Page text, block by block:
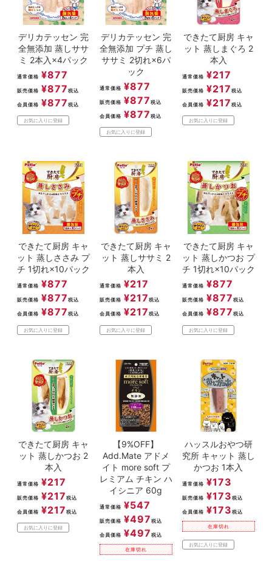
デリカテッセン 完
全無添加 蒸しササ
ミ 2本入×4パック
通常価格 ¥877
販売価格 ¥877 税込
会員価格 ¥877 税込
お気に入りに登録
デリカテッセン 完
全無添加 プチ 蒸し
ササミ 2切れ×6パ
ック
通常価格 ¥877
販売価格 ¥877 税込
会員価格 ¥877 税込
お気に入りに登録
できたて厨房 キャ
ット 蒸しまぐろ 2
本入
通常価格 ¥217
販売価格 ¥217 税込
会員価格 ¥217 税込
お気に入りに登録
できたて厨房 キャ
ット 蒸しささみ プ
チ 1切れ×10パック
通常価格 ¥877
販売価格 ¥877 税込
会員価格 ¥877 税込
お気に入りに登録
できたて厨房 キャ
ット 蒸しササミ 2
本入
通常価格 ¥217
販売価格 ¥217 税込
会員価格 ¥217 税込
お気に入りに登録
できたて厨房 キャ
ット 蒸しかつお プ
チ 1切れ×10パック
通常価格 ¥877
販売価格 ¥877 税込
会員価格 ¥877 税込
お気に入りに登録
できたて厨房 キャ
ット 蒸しかつお 2
本入
通常価格 ¥217
販売価格 ¥217 税込
会員価格 ¥217 税込
お気に入りに登録
【9%OFF】
Add.Mate アドメ
イト more soft プ
レミアム チキン ハ
イシニア 60g
通常価格 ¥547
販売価格 ¥497 税込
会員価格 ¥497 税込
在庫切れ
ハッスルおやつ研
究所 キャット 蒸し
かつお 1本入
通常価格 ¥173
販売価格 ¥173 税込
会員価格 ¥173 税込
在庫切れ
お気に入りに登録